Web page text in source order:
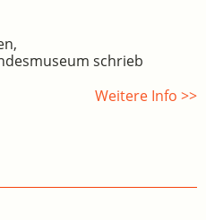
schrieb
Weitere Info >>